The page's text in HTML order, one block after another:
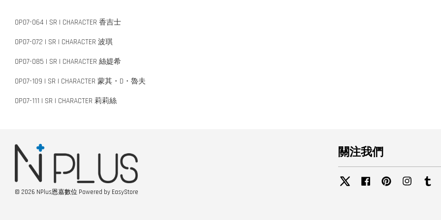
OP07-064 | SR | CHARACTER 香吉士
OP07-072 | SR | CHARACTER 波琪
OP07-085 | SR | CHARACTER 絲媞希
OP07-109 | SR | CHARACTER 蒙其・D・魯夫
OP07-111 | SR | CHARACTER 莉莉絲
© 2026 NPlus恩嘉數位 Powered by EasyStore
關注我們
Twitter Facebook Pinterest Instagram